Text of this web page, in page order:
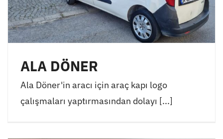
ALA DÖNER
Ala Döner'in aracı için araç kapı logo
çalışmaları yaptırmasından dolayı [...]